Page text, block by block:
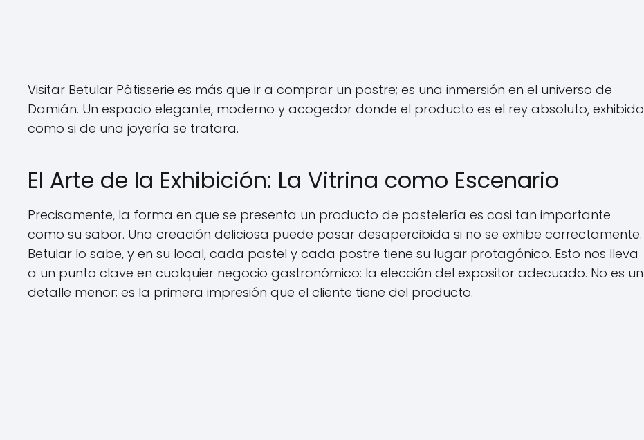
Visitar Betular Pâtisserie es más que ir a comprar un postre; es una inmersión en el universo de
Damián. Un espacio elegante, moderno y acogedor donde el producto es el rey absoluto, exhibido
como si de una joyería se tratara.
El Arte de la Exhibición: La Vitrina como Escenario
Precisamente, la forma en que se presenta un producto de pastelería es casi tan importante
como su sabor. Una creación deliciosa puede pasar desapercibida si no se exhibe correctamente.
Betular lo sabe, y en su local, cada pastel y cada postre tiene su lugar protagónico. Esto nos lleva
a un punto clave en cualquier negocio gastronómico: la elección del expositor adecuado. No es un
detalle menor; es la primera impresión que el cliente tiene del producto.